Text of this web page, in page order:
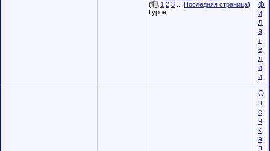
( 1 2 3 Последняя страница)
Гурон
ф
и
л
а
т
е
л
и
и
О
ц
е
н
к
а
п